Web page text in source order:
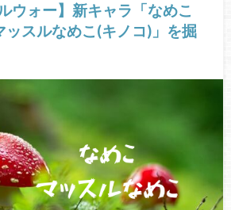
ウォー】新キャラ「なめこ
ッスルなめこ(キノコ)」を掘